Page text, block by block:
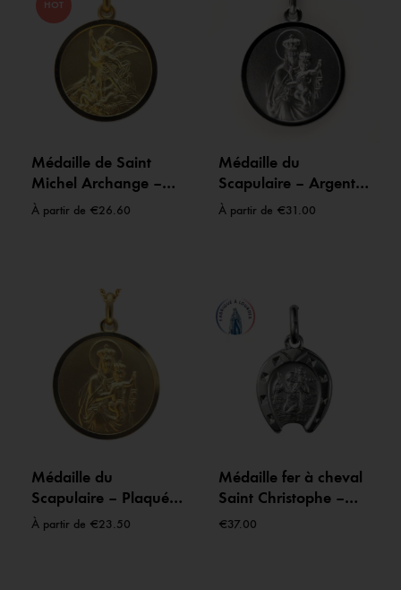
HOT
Médaille de Saint
Michel Archange –
Protecteur céleste –
À partir de €26.60
Médaille du
Scapulaire – Argent
925
À partir de €31.00
Médaille du
Scapulaire – Plaqué
or
À partir de €23.50
Médaille fer à cheval
Saint Christophe –
Argent – 15 mm –
€37.00